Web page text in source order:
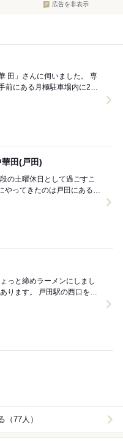
広告を非表示
」さんに伺いました。 専
前にある月極駐車場内に2台
華田(戸田)
（77人）